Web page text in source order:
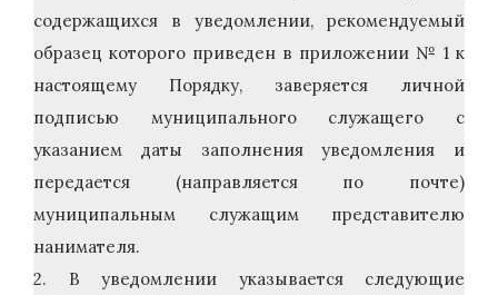
содержащихся в уведомлении, рекомендуемый
образец которого приведен в приложении № 1 к
настоящему Порядку, заверяется личной
подписью муниципального служащего с
указанием даты заполнения уведомления и
передается (направляется по почте)
муниципальным служащим представителю
нанимателя.
2. В уведомлении указывается следующие